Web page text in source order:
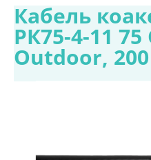
Кабель
РК75-4-11
Outdoor,